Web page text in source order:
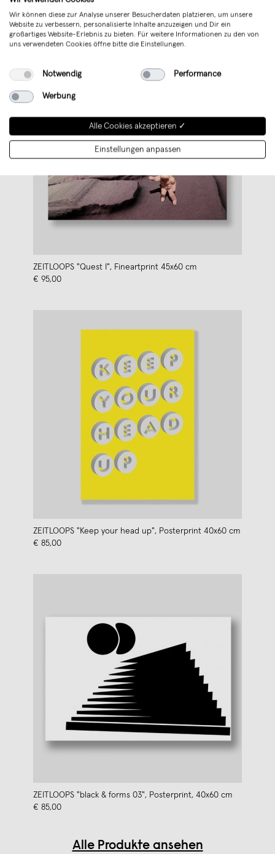
ZEITLOOPS "Quest I", Fineartprint 45x60 cm
€ 95,00
ZEITLOOPS "Keep your head up", Posterprint 40x60 cm
€ 85,00
ZEITLOOPS "black & forms 03", Posterprint, 40x60 cm
€ 85,00
Alle Produkte ansehen
Wir können diese zur Analyse unserer Besucherdaten platzieren, um unsere
Website zu verbessern, personalisierte Inhalte anzuzeigen und Dir ein
großartiges Website-Erlebnis zu bieten. Für weitere Informationen zu den von
uns verwendeten Cookies öffne bitte die Einstellungen.
Notwendig Performance
Werbung
Alle Cookies akzeptieren ✓
Einstellungen anpassen